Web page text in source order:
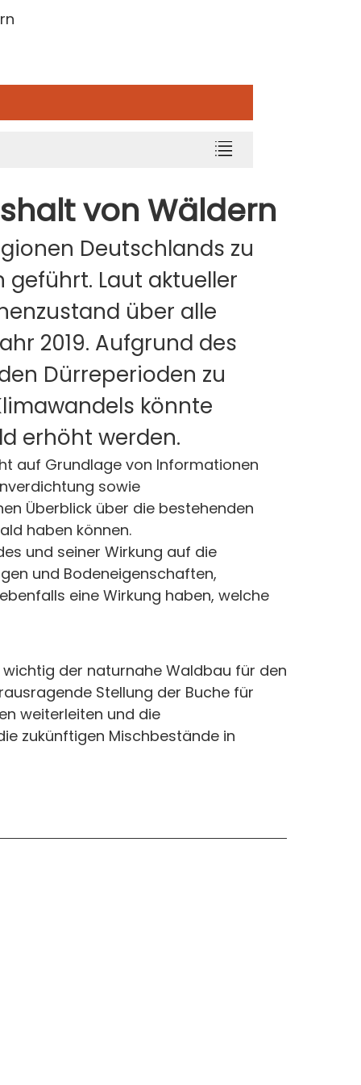
von Wäldern
Deutschlands zu
Laut aktueller
über alle
2019. Aufgrund des
Dürreperioden zu
könnte
erhöht werden.
auf Grundlage von Informationen
sowie
Überblick über die bestehenden
haben können.
und seiner Wirkung auf die
und Bodeneigenschaften,
eine Wirkung haben, welche
der naturnahe Waldbau für den
Stellung der Buche für
weiterleiten und die
zukünftigen Mischbestände in